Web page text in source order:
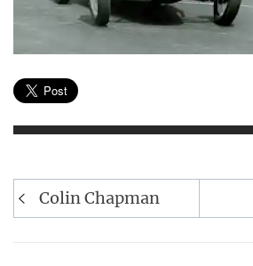
Navegación
de
Colin Chapman